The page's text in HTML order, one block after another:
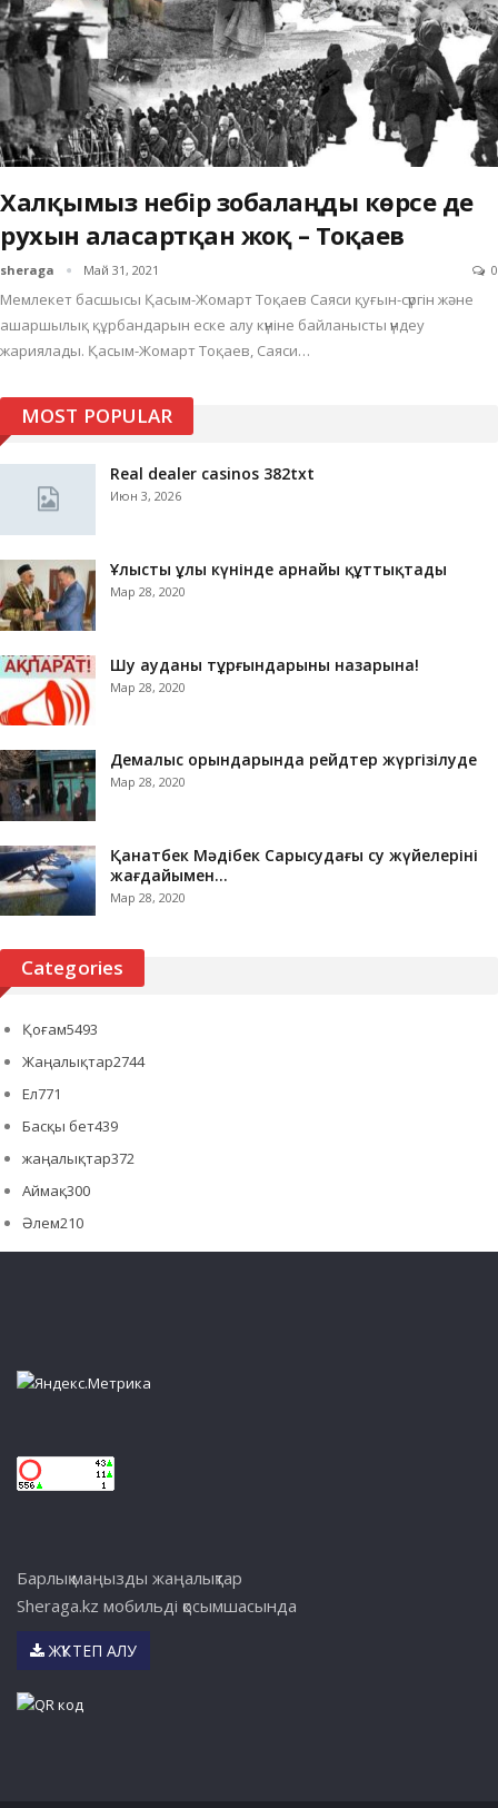
Халқымыз небір зобалаңды көрсе де
рухын аласартқан жоқ – Тоқаев
sheraga Май 31, 2021 0
Мемлекет басшысы Қасым-Жомарт Тоқаев Саяси қуғын-сүргін және
ашаршылық құрбандарын еске алу күніне байланысты үндеу
жариялады. Қасым-Жомарт Тоқаев, Саяси…
MOST POPULAR
Real dealer casinos 382txt
Июн 3, 2026
Ұлыстың ұлы күнінде арнайы құттықтады
Мар 28, 2020
Шу ауданы тұрғындарының назарына!
Мар 28, 2020
Демалыс орындарында рейдтер жүргізілуде
Мар 28, 2020
Қанатбек Мәдібек Сарысудағы су жүйелерінің
жағдайымен…
Мар 28, 2020
Categories
Қоғам5493
Жаңалықтар2744
Ел771
Басқы бет439
жаңалықтар372
Аймақ300
Әлем210
Барлық маңызды жаңалықтар
Sheraga.kz мобильді қосымшасында
ЖҮКТЕП АЛУ